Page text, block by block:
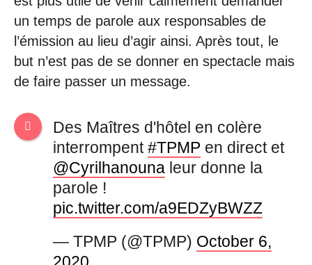
un temps de parole aux responsables de
l’émission au lieu d’agir ainsi. Après tout, le
but n’est pas de se donner en spectacle mais
de faire passer un message.
Des Maîtres d'hôtel en colère
interrompent#TPMP en direct et
@Cyrilhanouna leur donne la
parole !
pic.twitter.com/a9EDZyBWZZ
— TPMP (@TPMP) October 6,